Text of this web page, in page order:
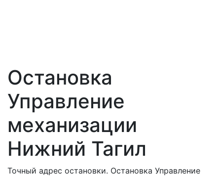
Остановка
Управление
механизации
Нижний Тагил
Точный адрес остановки. Остановка Управление